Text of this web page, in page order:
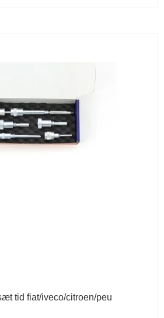
tid fiat/iveco/citroen/peu